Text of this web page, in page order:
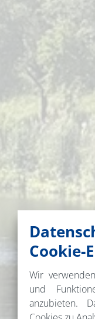
Cookie-
Wir
und
anzubieten.